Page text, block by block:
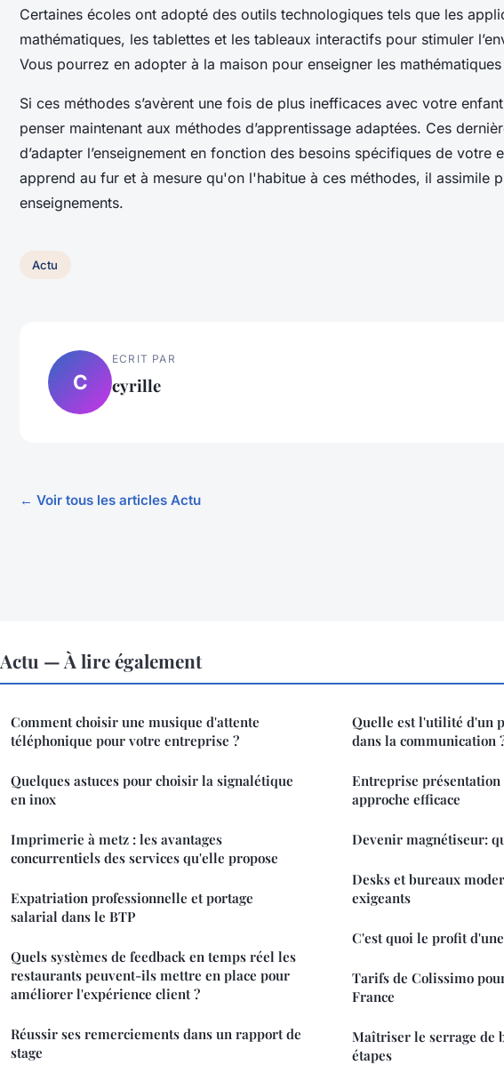
Certaines écoles ont adopté des outils technologiques tels que les
mathématiques, les tablettes et les tableaux interactifs pour stimuler
Vous pourrez en adopter à la maison pour enseigner les
Si ces méthodes s’avèrent une fois de plus inefficaces avec votre
penser maintenant aux méthodes d’apprentissage adaptées. Ces
d’adapter l’enseignement en fonction des besoins spécifiques de votre
apprend au fur et à mesure qu'on l'habitue à ces méthodes, il assimile
enseignements.
Actu
C
ECRIT PAR
cyrille
← Voir tous les articles Actu
Actu — À lire également
Comment choisir une musique d'attente
téléphonique pour votre entreprise ?
Quelques astuces pour choisir la signalétique
en inox
Imprimerie à metz : les avantages
concurrentiels des services qu'elle propose
Expatriation professionnelle et portage
salarial dans le BTP
Quels systèmes de feedback en temps réel les
restaurants peuvent-ils mettre en place pour
améliorer l'expérience client ?
Réussir ses remerciements dans un rapport de
stage
Quelle est l'utilité d'un
dans la communication
Entreprise présentation
approche efficace
Devenir magnétiseur:
Desks et bureaux
exigeants
C'est quoi le profit
Tarifs de Colissimo
France
Maîtriser le serrage de
étapes